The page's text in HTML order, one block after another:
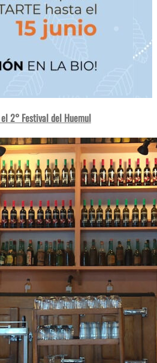
2° Festival del Huemul